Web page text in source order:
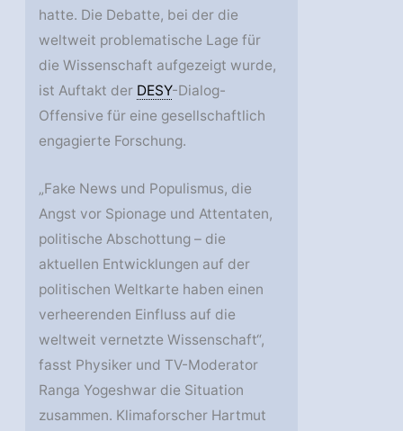
hatte. Die Debatte, bei der die
weltweit problematische Lage für
die Wissenschaft aufgezeigt wurde,
ist Auftakt der DESY-Dialog-
Offensive für eine gesellschaftlich
engagierte Forschung.
„Fake News und Populismus, die
Angst vor Spionage und Attentaten,
politische Abschottung – die
aktuellen Entwicklungen auf der
politischen Weltkarte haben einen
verheerenden Einfluss auf die
weltweit vernetzte Wissenschaft“,
fasst Physiker und TV-Moderator
Ranga Yogeshwar die Situation
zusammen. Klimaforscher Hartmut